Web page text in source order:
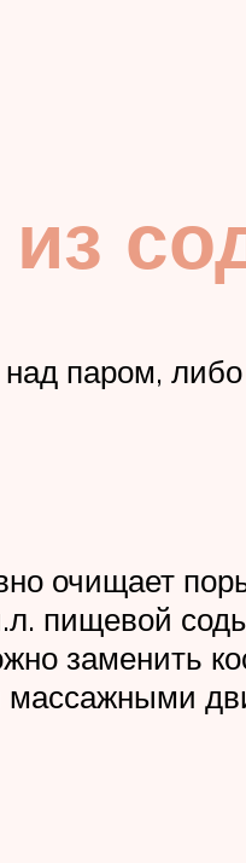
паром, либо
очищает
пищевой
заменить
массажными